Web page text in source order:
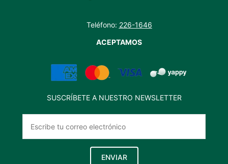
Teléfono: 226-1646
ACEPTAMOS
SUSCRÍBETE A NUESTRO NEWSLETTER
ENVIAR